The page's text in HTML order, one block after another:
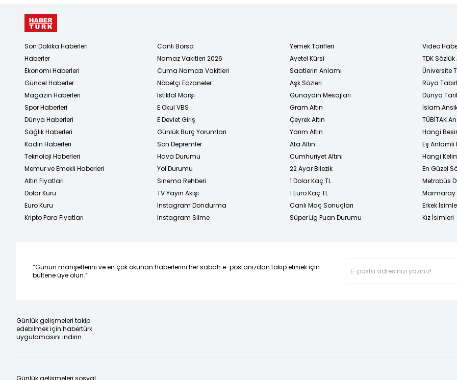
Son Dakika Haberleri
Haberler
Ekonomi Haberleri
Güncel Haberler
Magazin Haberleri
Spor Haberleri
Dünya Haberleri
Sağlık Haberleri
Kadın Haberleri
Teknoloji Haberleri
Memur ve Emekli Haberleri
Altın Fiyatları
Dolar Kuru
Euro Kuru
Kripto Para Fiyatları
Canlı Borsa
Namaz Vakitleri 2026
Cuma Namazı Vakitleri
Nöbetçi Eczaneler
İstiklal Marşı
E Okul VBS
E Devlet Giriş
Günlük Burç Yorumları
Son Depremler
Hava Durumu
Yol Durumu
Sinema Rehberi
TV Yayın Akışı
Instagram Dondurma
Instagram Silme
Yemek Tarifleri
Ayetel Kürsi
Saatlerin Anlamı
Aşk Sözleri
Günaydın Mesajları
Gram Altın
Çeyrek Altın
Yarım Altın
Ata Altın
Cumhuriyet Altını
22 Ayar Bilezik
1 Dolar Kaç TL
1 Euro Kaç TL
Canlı Maç Sonuçları
Süper Lig Puan Durumu
Video
TDK
Üniversite
Rüya
Dünya
İslam
TÜBİTAK
Hangi
Eş
Hangi
En Güzel
Metrobüs
Marmaray
Erkek
Kız İsimleri
“Günün manşetlerini ve en çok okunan haberlerini her sabah e-postanızdan takip etmek için
bültene üye olun.”
Günlük gelişmeleri takip
edebilmek için habertürk
uygulamasını indirin